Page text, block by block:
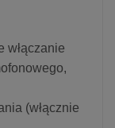
włączanie
(włącznie